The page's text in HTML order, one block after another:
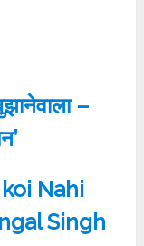
–
Nahi
Singh